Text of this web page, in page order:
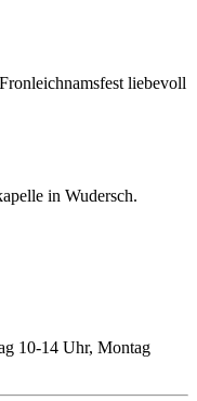
liebevoll
in Wudersch.
10-14 Uhr, Montag